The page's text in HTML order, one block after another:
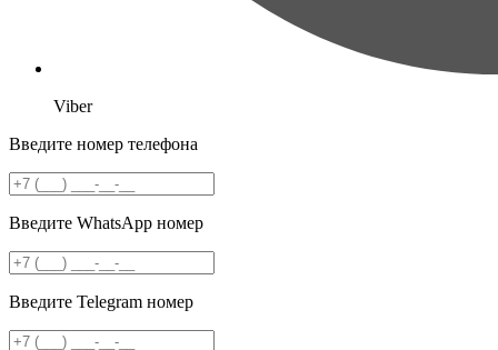
Viber
Введите номер телефона
Введите WhatsApp номер
Введите Telegram номер